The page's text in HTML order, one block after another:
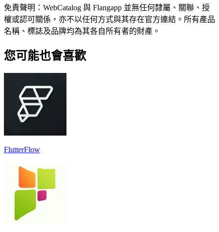
免責聲明：WebCatalog 與 Flangapp 並無任何隸屬、關聯、授
權或認可關係，亦不以任何方式與其存在官方連結。所有產品
名稱、標誌及品牌均為其各自所有者的財產。
您可能也會喜歡
FlutterFlow